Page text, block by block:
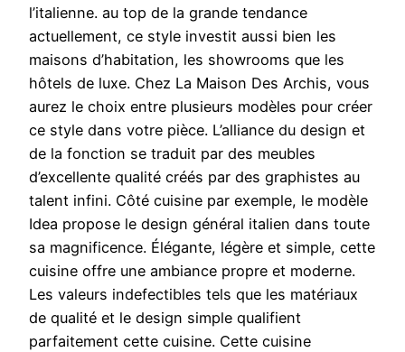
l’italienne. au top de la grande tendance
actuellement, ce style investit aussi bien les
maisons d’habitation, les showrooms que les
hôtels de luxe. Chez La Maison Des Archis, vous
aurez le choix entre plusieurs modèles pour créer
ce style dans votre pièce. L’alliance du design et
de la fonction se traduit par des meubles
d’excellente qualité créés par des graphistes au
talent infini. Côté cuisine par exemple, le modèle
Idea propose le design général italien dans toute
sa magnificence. Élégante, légère et simple, cette
cuisine offre une ambiance propre et moderne.
Les valeurs indefectibles tels que les matériaux
de qualité et le design simple qualifient
parfaitement cette cuisine. Cette cuisine